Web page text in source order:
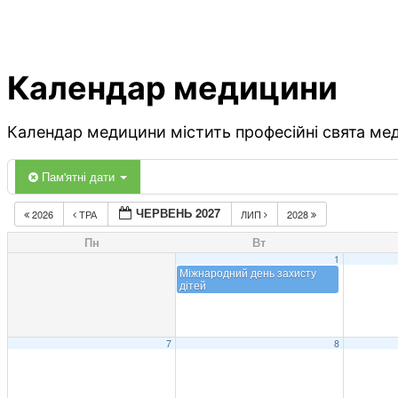
Календар медицини
Календар медицини містить професійні свята
Пам'ятні дати
2026 ТРА ЧЕРВЕНЬ 2027 ЛИП 2028
Пн Вт
1
Міжнародний день захисту
дітей
7 8